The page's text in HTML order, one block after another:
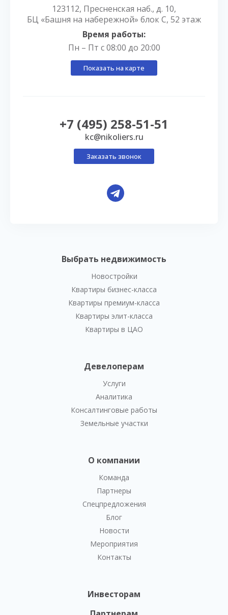
Выбрать недвижимость
Новостройки
Квартиры бизнес-класса
Квартиры премиум-класса
Квартиры элит-класса
Квартиры в ЦАО
Девелоперам
Услуги
Аналитика
Консалтинговые работы
Земельные участки
О компании
Команда
Партнеры
Спецпредложения
Блог
Новости
Мероприятия
Контакты
Инвесторам
123112, Пресненская наб., д. 10,
БЦ «Башня на набережной» блок С, 52 этаж
Время работы:
Пн – Пт с 08:00 до 20:00
Показать на карте
+7 (495) 258-51-51
kc@nikoliers.ru
Заказать звонок